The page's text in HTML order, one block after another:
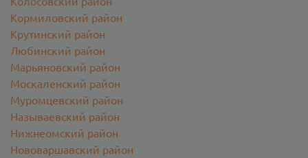
Кормиловский район
Крутинский район
Любинский район
Марьяновский район
Москаленский район
Муромцевский район
Называевский район
Нижнеомский район
Нововаршавский район